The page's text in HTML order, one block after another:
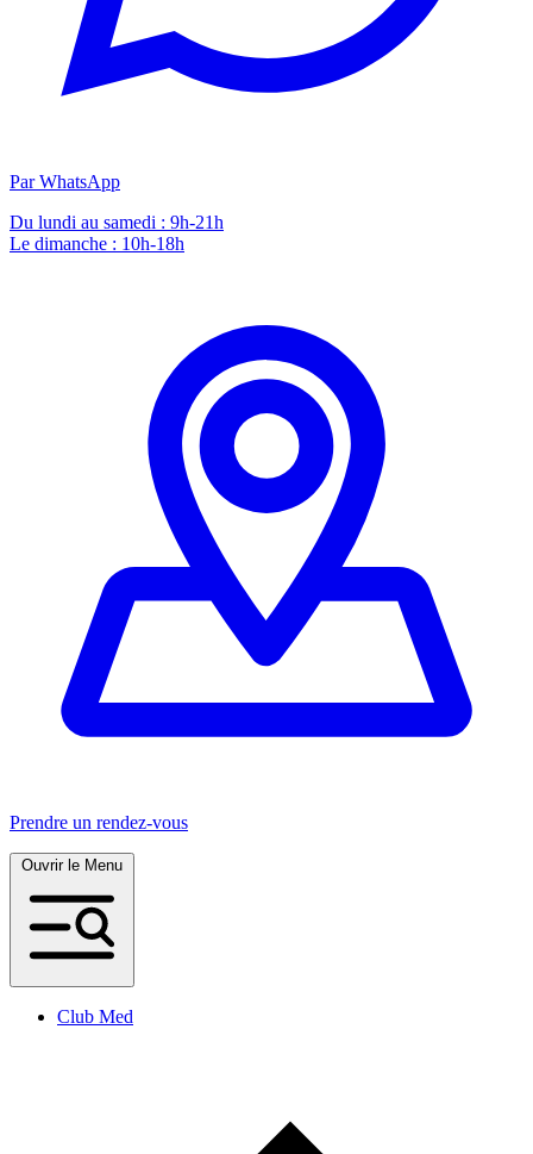
Par WhatsApp
Du lundi au samedi : 9h-21h
Le dimanche : 10h-18h
Prendre un rendez-vous
Club Med